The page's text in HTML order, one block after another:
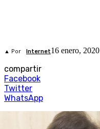
▲ Por Internet16 enero, 2020
compartir
Facebook
Twitter
WhatsApp